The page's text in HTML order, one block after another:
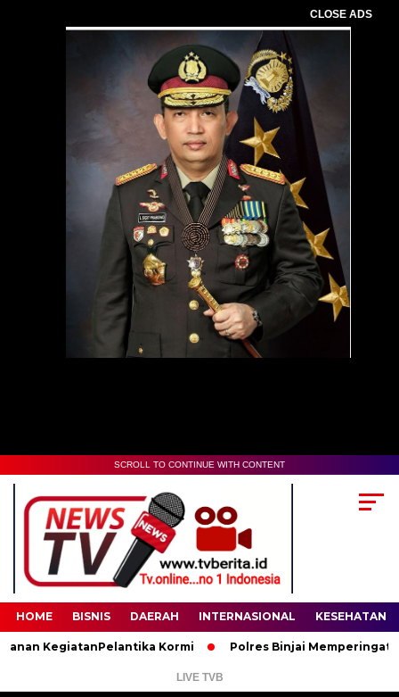
CLOSE ADS
00:00
SCROLL TO CONTINUE WITH CONTENT
HOME BISNIS DAERAH INTERNASIONAL KESEHATAN
KegiatanPelantika Kormi Polres Binjai Memperingati Hari
LIVE TVB